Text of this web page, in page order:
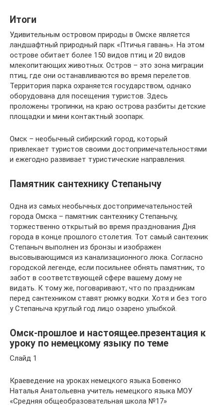
Итоги
Удивительным островом природы в Омске является
ландшафтный природный парк «Птичья гавань». На этом
острове обитает более 150 видов птиц и 20 видов
млекопитающих животных. Остров – это зона миграции
птиц, где они останавливаются во время перелетов.
Территория парка охраняется государством, однако
оборудована для посещения туристов. Здесь
проложены тропинки, на краю острова разбиты детские
площадки и мини контактный зоопарк.
Омск – необычный сибирский город, который
привлекает туристов своими достопримечательностями
и ежегодно развивает туристические направления.
Памятник сантехнику Степанычу
Одна из самых необычных достопримечательностей
города Омска – памятник сантехнику Степанычу,
торжественно открытый во время празднования Дня
города в конце прошлого столетия. Тот самый сантехник
Степаныч выполнен из бронзы и изображен
высовывающимся из канализационного люка. Согласно
городской легенде, если посильнее обнять памятник, то
забот в соответствующей сфере вашему дому не
видать. К тому же, поговаривают, что по праздникам
перед сантехником ставят рюмку водки. Хотя и без того
у Степаныча круглый год лицо озарено улыбкой.
Омск-прошлое и настоящее.презентация к
уроку по немецкому языку по теме
Слайд 1
Краеведение на уроках немецкого языка Бовенко
Наталья Анатольевна учитель немецкого языка МОУ
«Средняя общеобразовательная школа №17»